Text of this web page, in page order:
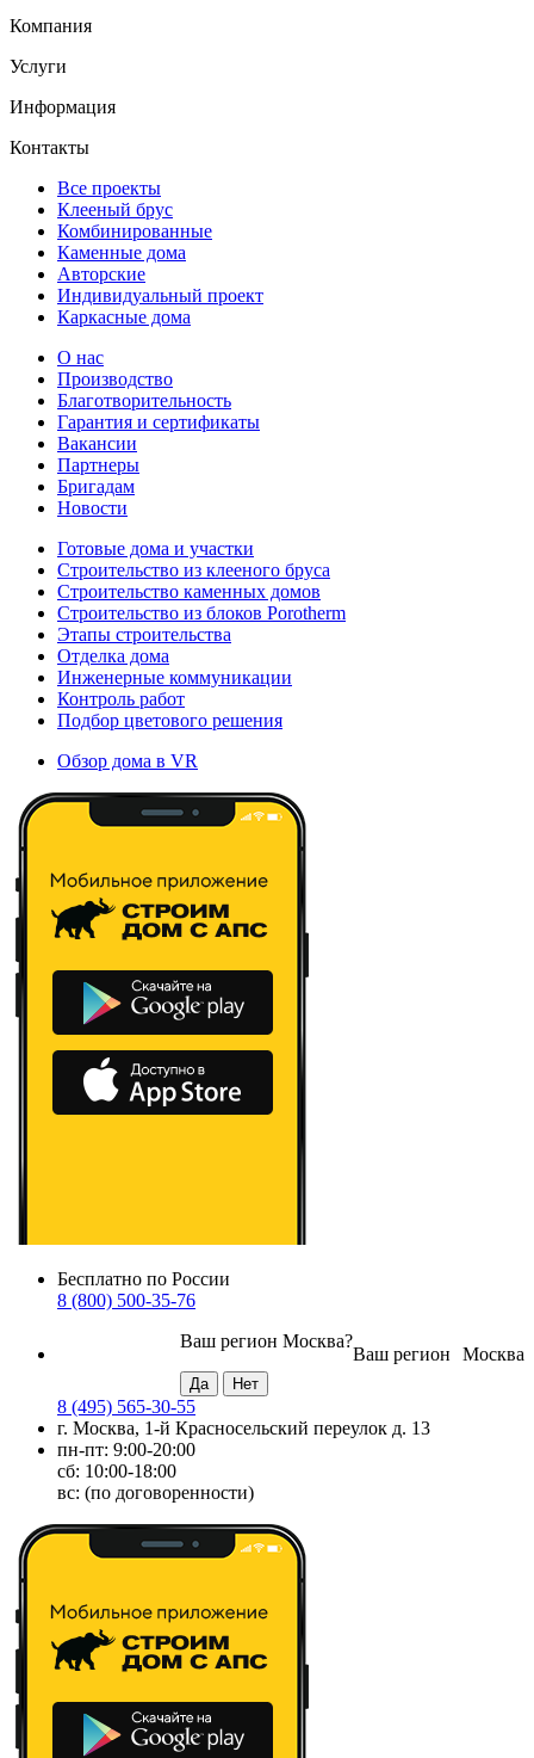
Компания
Услуги
Информация
Контакты
Все проекты
Клееный брус
Комбинированные
Каменные дома
Авторские
Индивидуальный проект
Каркасные дома
О нас
Производство
Благотворительность
Гарантия и сертификаты
Вакансии
Партнеры
Бригадам
Новости
Готовые дома и участки
Строительство из клееного бруса
Строительство каменных домов
Строительство из блоков Porotherm
Этапы строительства
Отделка дома
Инженерные коммуникации
Контроль работ
Подбор цветового решения
Обзор дома в VR
Бесплатно по России
8 (800) 500-35-76
Москва
Ваш регион
Ваш регион Москва?
8 (495) 565-30-55
г. Москва, 1-й Красносельский переулок д. 13
пн-пт: 9:00-20:00
сб: 10:00-18:00
вс: (по договоренности)